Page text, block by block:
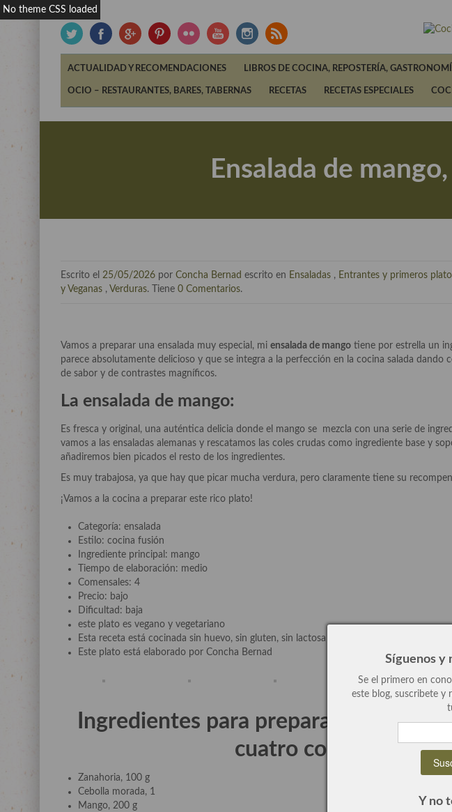
ACTUALIDAD Y RECOMENDACIONES LIBROS DE COCINA, REPOSTERÍA,
OCIO – RESTAURANTES, BARES, TABERNAS RECETAS RECETAS ESPECIALES
Ensalada de
Escrito el 25/05/2026 por Concha Bernad escrito en Ensaladas , Entrantes y primeros
y Veganas , Verduras. Tiene 0 Comentarios.
Vamos a preparar una ensalada muy especial, mi ensalada de mango tiene por estrella un
parece absolutamente delicioso y que se integra a la perfección en la cocina salada dando
de sabor y de contrastes magníficos.
La ensalada de mango:
Es fresca y original, una auténtica delicia donde el mango se mezcla con una serie de
vamos a las ensaladas alemanas y rescatamos las coles crudas como ingrediente base y
añadiremos bien picados el resto de los ingredientes.
Es muy trabajosa, ya que hay que picar mucha verdura, pero claramente tiene su
¡Vamos a la cocina a preparar este rico plato!
Categoría: ensalada
Estilo: cocina fusión
Ingrediente principal: mango
Tiempo de elaboración: medio
Comensales: 4
Precio: bajo
Dificultad: baja
este plato es vegano y vegetariano
Esta receta está cocinada sin huevo, sin gluten, sin lactosa
Este plato está elaborado por Concha Bernad
Ingredientes para preparar ensalada
cuatro comensales
Zanahoria, 100 g
Cebolla morada, 1
Mango, 200 g
Síguenos y
Se el primero en
este blog, suscribete y
Y no
No theme CSS loaded